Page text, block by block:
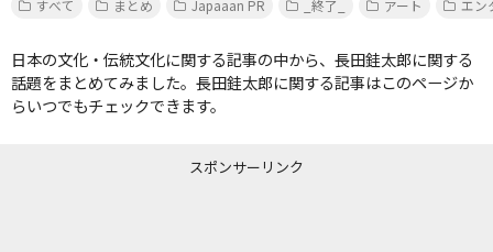
すべて
まとめ Japaaan PR _終了_ アート エン
日本の文化・伝統文化に関する記事の中から、長田銈太郎に関する
話題をまとめてみました。長田銈太郎に関する記事はこのページか
らいつでもチェックできます。
スポンサーリンク